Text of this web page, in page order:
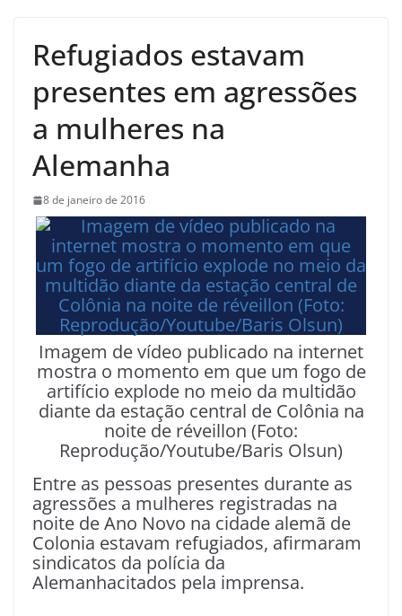
Refugiados estavam
presentes em agressões
a mulheres na
Alemanha
8 de janeiro de 2016
Imagem de vídeo publicado na internet
mostra o momento em que um fogo de
artifício explode no meio da multidão
diante da estação central de Colônia na
noite de réveillon (Foto:
Reprodução/Youtube/Baris Olsun)
Entre as pessoas presentes durante as
agressões a mulheres registradas na
noite de Ano Novo na cidade alemã de
Colonia estavam refugiados, afirmaram
sindicatos da polícia da
Alemanhacitados pela imprensa.